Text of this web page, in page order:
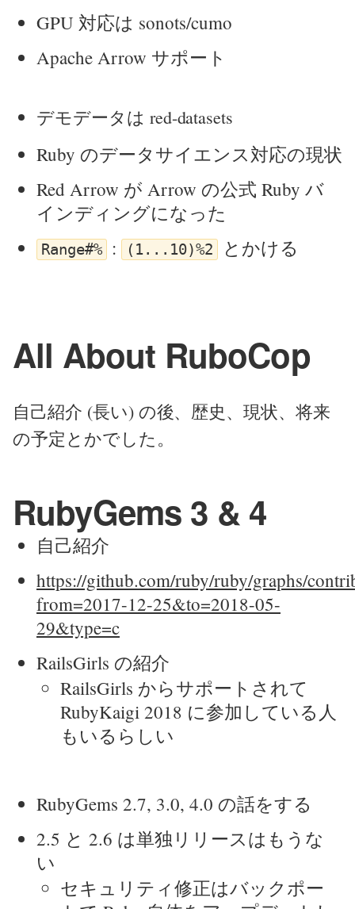
GPU 対応は sonots/cumo
Apache Arrow サポート
デモデータは red-datasets
Ruby のデータサイエンス対応の現状
Red Arrow が Arrow の公式 Ruby バ
インディングになった
Range#% : (1...10)%2 とかける
All About RuboCop
自己紹介 (長い) の後、歴史、現状、将来
の予定とかでした。
RubyGems 3 & 4
自己紹介
https://github.com/ruby/ruby/graphs/
from=2017-12-25&to=2018-05-
29&type=c
RailsGirls の紹介
RailsGirls からサポートされて
RubyKaigi 2018 に参加している人
もいるらしい
RubyGems 2.7, 3.0, 4.0 の話をする
2.5 と 2.6 は単独リリースはもうな
い
セキュリティ修正はバックポー